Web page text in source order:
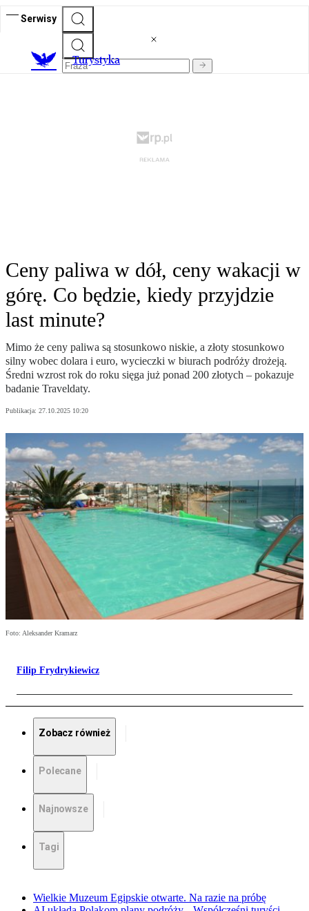
Serwisy
Turystyka
Ceny paliwa w dół, ceny wakacji w
górę. Co będzie, kiedy przyjdzie
last minute?
Mimo że ceny paliwa są stosunkowo niskie, a złoty stosunkowo
silny wobec dolara i euro, wycieczki w biurach podróży drożeją.
Średni wzrost rok do roku sięga już ponad 200 złotych – pokazuje
badanie Traveldaty.
Publikacja: 27.10.2025 10:20
Foto: Aleksander Kramarz
Filip Frydrykiewicz
Zobacz również
Polecane
Najnowsze
Tagi
Wielkie Muzeum Egipskie otwarte. Na razie na próbę